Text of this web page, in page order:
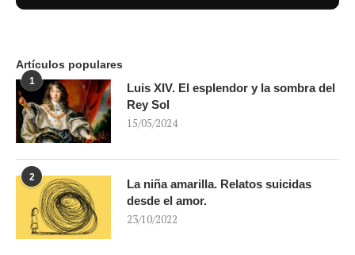
Artículos populares
1
Luis XIV. El esplendor y la sombra del
Rey Sol
15/05/2024
2
La niña amarilla. Relatos suicidas
desde el amor.
23/10/2022